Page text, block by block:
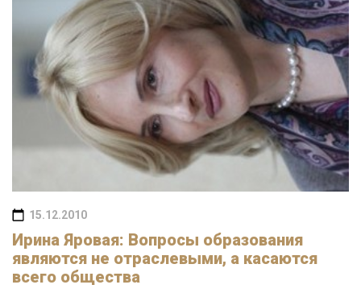
15.12.2010
Ирина Яровая: Вопросы образования
являются не отраслевыми, а касаются
всего общества